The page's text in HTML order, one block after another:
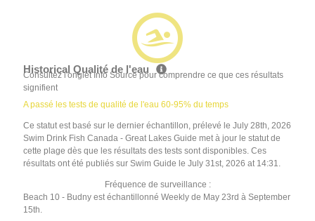
Historical Qualité de l'eau
Consultez l'onglet Info Source pour comprendre ce que ces résultats
signifient
A passé les tests de qualité de l'eau 60-95% du temps
Ce statut est basé sur le dernier échantillon, prélevé le July 28th, 2026
Swim Drink Fish Canada - Great Lakes Guide met à jour le statut de
cette plage dès que les résultats des tests sont disponibles. Ces
résultats ont été publiés sur Swim Guide le July 31st, 2026 at 14:31.
Fréquence de surveillance :
Beach 10 - Budny est échantillonné Weekly de May 23rd à September
15th.